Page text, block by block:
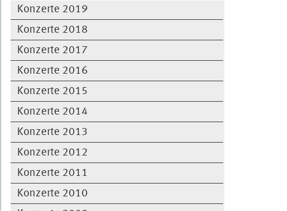
Konzerte 2019
Konzerte 2018
Konzerte 2017
Konzerte 2016
Konzerte 2015
Konzerte 2014
Konzerte 2013
Konzerte 2012
Konzerte 2011
Konzerte 2010